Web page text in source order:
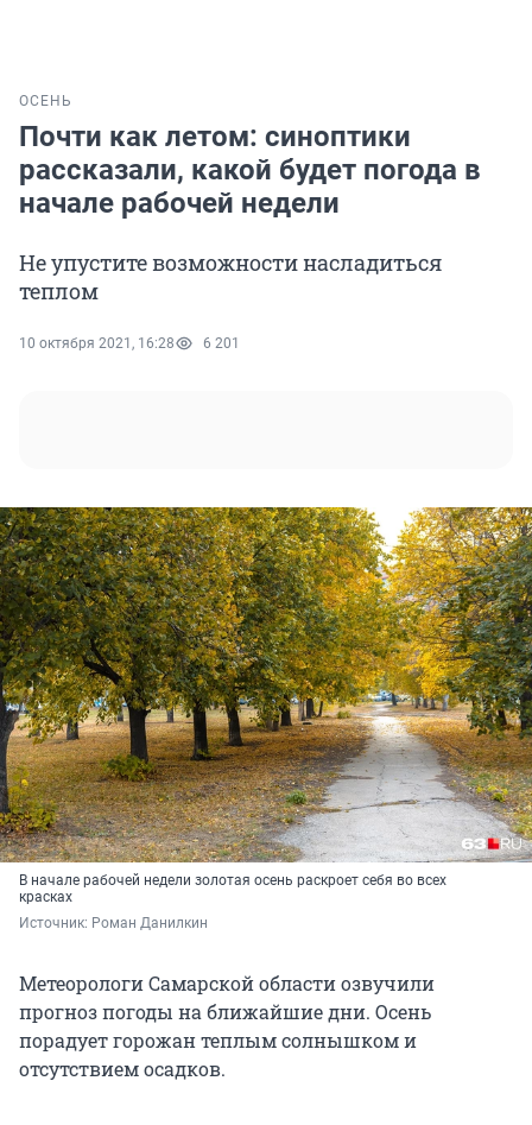
ОСЕНЬ
Почти как летом: синоптики
рассказали, какой будет погода в
начале рабочей недели
Не упустите возможности насладиться
теплом
10 октября 2021, 16:28 6 201
В начале рабочей недели золотая осень раскроет себя во всех
красках
Источник: Роман Данилкин
Метеорологи Самарской области озвучили
прогноз погоды на ближайшие дни. Осень
порадует горожан теплым солнышком и
отсутствием осадков.